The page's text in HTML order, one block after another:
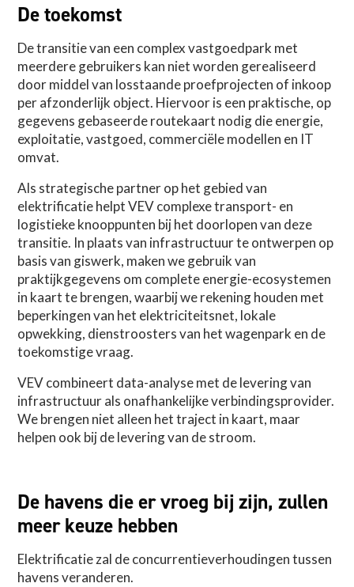
De toekomst
De transitie van een complex vastgoedpark met
meerdere gebruikers kan niet worden gerealiseerd
door middel van losstaande proefprojecten of inkoop
per afzonderlijk object. Hiervoor is een praktische, op
gegevens gebaseerde routekaart nodig die energie,
exploitatie, vastgoed, commerciële modellen en IT
omvat.
Als strategische partner op het gebied van
elektrificatie helpt VEV complexe transport- en
logistieke knooppunten bij het doorlopen van deze
transitie. In plaats van infrastructuur te ontwerpen op
basis van giswerk, maken we gebruik van
praktijkgegevens om complete energie-ecosystemen
in kaart te brengen, waarbij we rekening houden met
beperkingen van het elektriciteitsnet, lokale
opwekking, dienstroosters van het wagenpark en de
toekomstige vraag.
VEV combineert data-analyse met de levering van
infrastructuur als onafhankelijke verbindingsprovider.
We brengen niet alleen het traject in kaart, maar
helpen ook bij de levering van de stroom.
De havens die er vroeg bij zijn, zullen
meer keuze hebben
Elektrificatie zal de concurrentieverhoudingen tussen
havens veranderen.